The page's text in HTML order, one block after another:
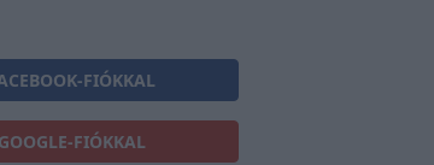
FIÓKKAL
FIÓKKAL